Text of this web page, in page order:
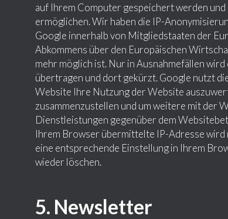
auf Ihrem Computer gespeichert werden
ermöglichen. Wir haben die IP-
Google innerhalb von Mitgliedstaaten der
Abkommens über den Europäischen
mehr möglich ist. Nur in Ausnahmefällen
übertragen und dort gekürzt. Google nutzt
Website Ihre Nutzung der Website
zusammenzustellen und um weitere mit der
Dienstleistungen gegenüber dem
Ihrem Browser übermittelte IP-Adresse
eine entsprechende Einstellung in Ihrem
wieder löschen.
5. Newsletter